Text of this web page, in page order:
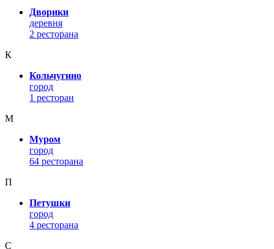
Дворики
деревня
2 ресторана
К
Кольчугино
город
1 ресторан
М
Муром
город
64 ресторана
П
Петушки
город
4 ресторана
С